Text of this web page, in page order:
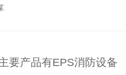
要产品有EPS消防设备